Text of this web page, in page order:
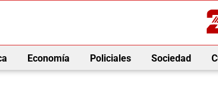
Economía Policiales Sociedad